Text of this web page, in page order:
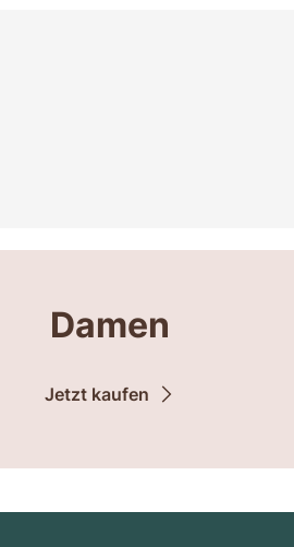
Damen
Jetzt kaufen